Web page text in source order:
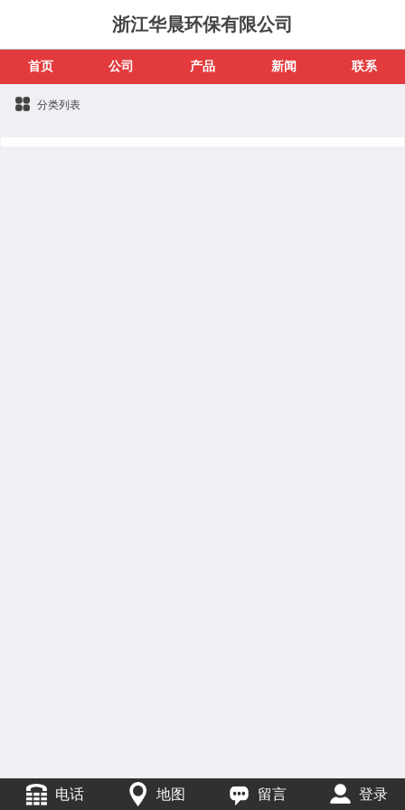
浙江华晨环保有限公司
首页 公司 产品 新闻 联系
分类列表
电话 地图 留言 登录